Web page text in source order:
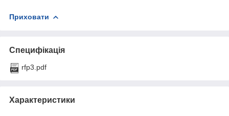
Приховати
Специфікація
rfp3.pdf
Характеристики